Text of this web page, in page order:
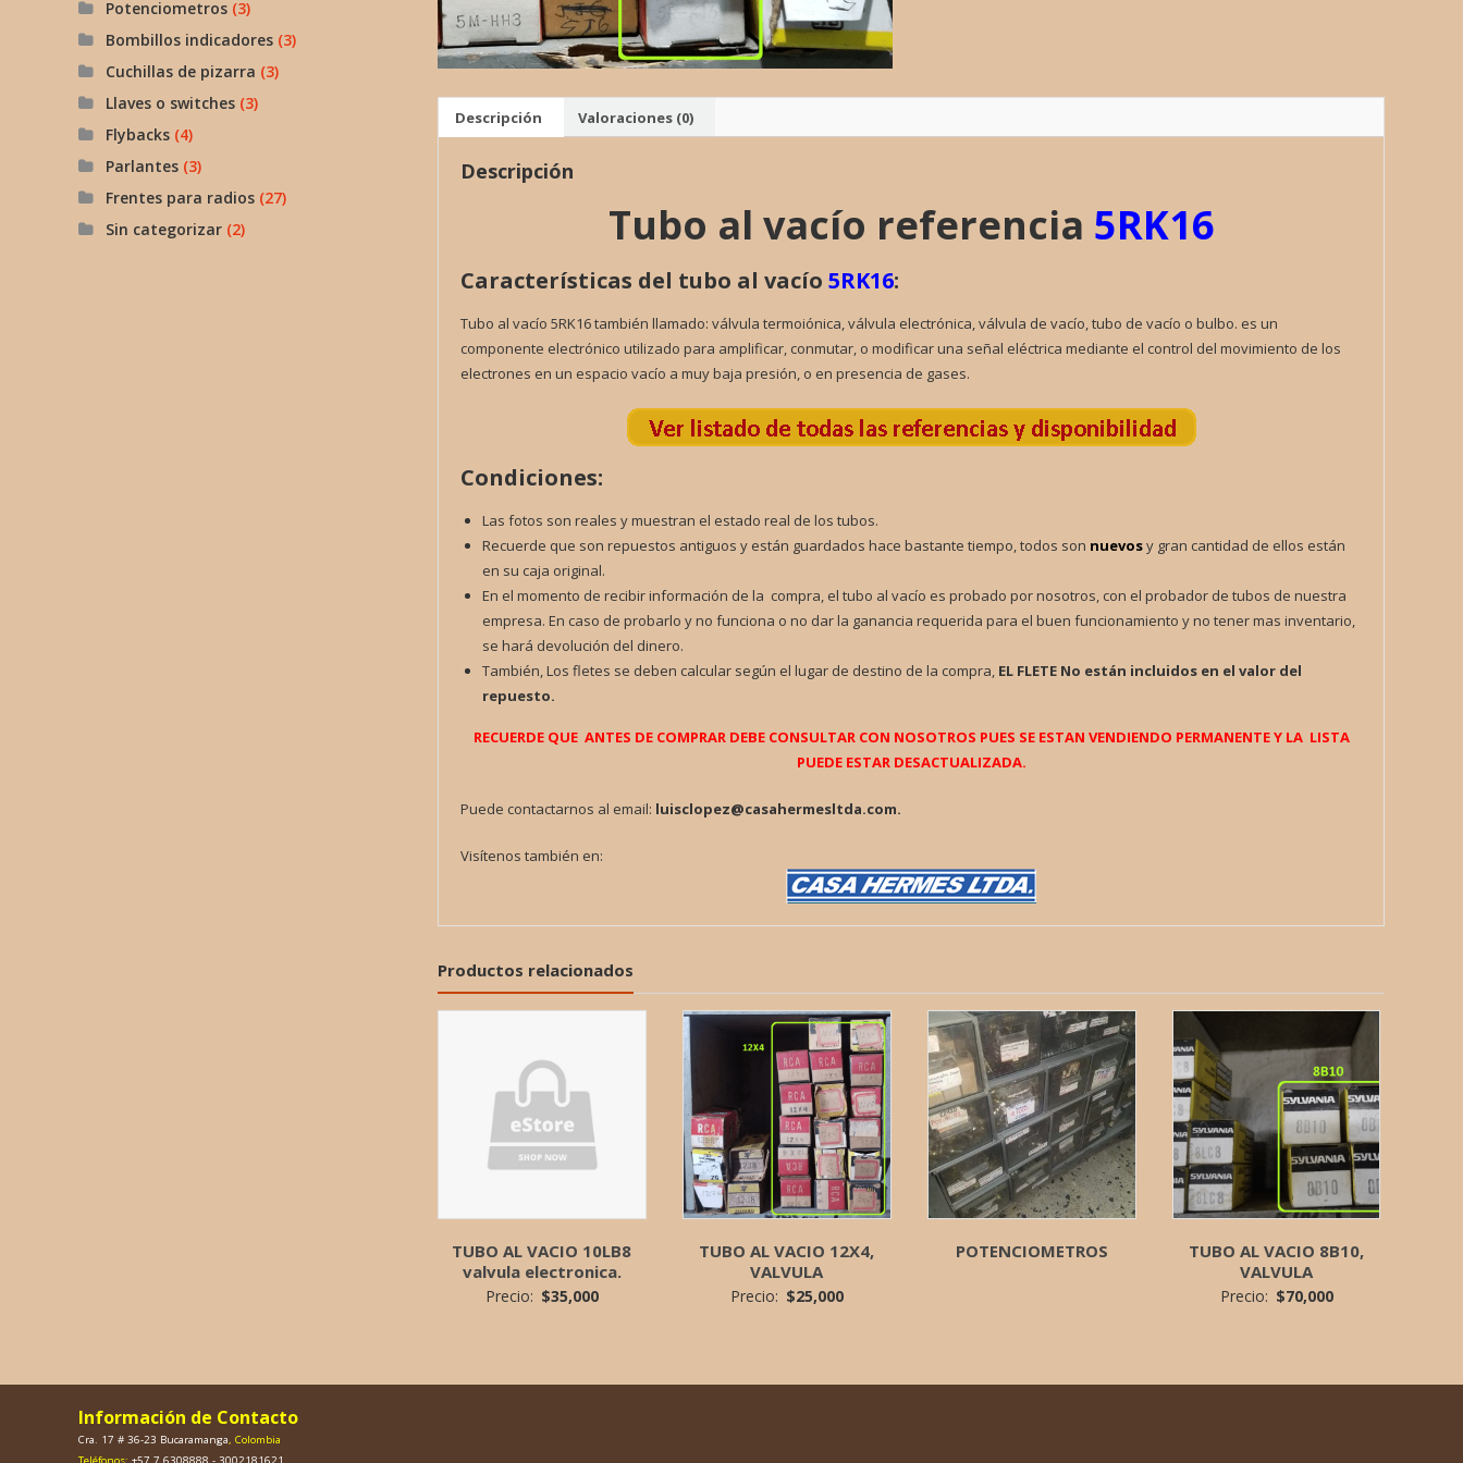
Descripción Valoraciones (0)
Descripción
Tubo al vacío referencia 5RK16
Características del tubo al vacío 5RK16:
Tubo al vacío 5RK16 también llamado: válvula termoiónica, válvula electrónica, válvula de vacío, tubo de vacío o bulbo. es un
componente electrónico utilizado para amplificar, conmutar, o modificar una señal eléctrica mediante el control del movimiento de los
electrones en un espacio vacío a muy baja presión, o en presencia de gases.
Condiciones:
Las fotos son reales y muestran el estado real de los tubos.
Recuerde que son repuestos antiguos y están guardados hace bastante tiempo, todos son nuevosy gran cantidad de ellos están
en su caja original.
En el momento de recibir información de la compra, el tubo al vacío es probado por nosotros, con el probador de tubos de nuestra
empresa. En caso de probarlo y no funciona o no dar la ganancia requerida para el buen funcionamiento y no tener mas inventario,
se hará devolución del dinero.
También, Los fletes se deben calcular según el lugar de destino de la compra, EL FLETE No están incluidos en el valor del
repuesto.
RECUERDE QUE ANTES DE COMPRAR DEBE CONSULTAR CON NOSOTROS PUES SE ESTAN VENDIENDO PERMANENTE Y LA LISTA
PUEDE ESTAR DESACTUALIZADA.
Puede contactarnos al email: luisclopez@casahermesltda.com.
Visítenos también en:
Productos relacionados
TUBO AL VACIO 10LB8
valvula electronica.
Precio: $35,000
TUBO AL VACIO 12X4,
VALVULA
Precio: $25,000
POTENCIOMETROS
TUBO AL VACIO 8B10,
VALVULA
Precio: $70,000
Potenciometros (3)
Bombillos indicadores (3)
Cuchillas de pizarra (3)
Llaves o switches (3)
Flybacks (4)
Parlantes (3)
Frentes para radios (27)
Sin categorizar (2)
Información de Contacto
Cra. 17 # 36-23 Bucaramanga, Colombia
Teléfonos:+57 7 6308888 - 3002181621